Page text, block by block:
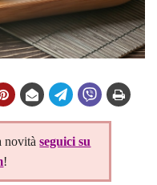
novitàseguici su
!